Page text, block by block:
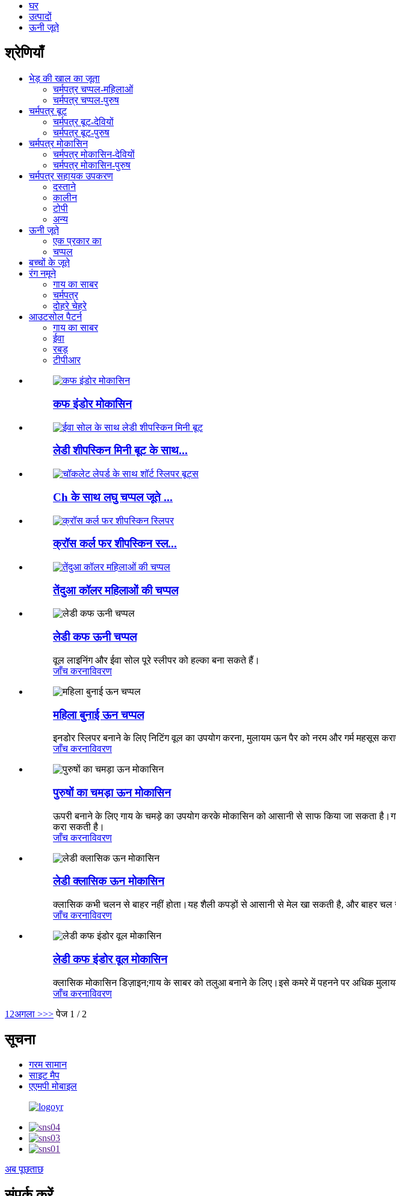
घर
उत्पादों
ऊनी जूते
श्रेणियाँ
भेड़ की खाल का जूता
चर्मपत्र चप्पल-महिलाओं
चर्मपत्र चप्पल-पुरुष
चर्मपत्र बूट
चर्मपत्र बूट-देवियों
चर्मपत्र बूट-पुरुष
चर्मपत्र मोकासिन
चर्मपत्र मोकासिन-देवियों
चर्मपत्र मोकासिन-पुरुष
चर्मपत्र सहायक उपकरण
दस्ताने
कालीन
टोपी
अन्य
ऊनी जूते
एक प्रकार का
चप्पल
बच्चों के जूते
रंग नमूने
गाय का साबर
चर्मपत्र
दोहरे चेहरे
आउटसोल पैटर्न
गाय का साबर
ईवा
रबड़
टीपीआर
कफ इंडोर मोकासिन
लेडी शीपस्किन मिनी बूट के साथ...
Ch के साथ लघु चप्पल जूते ...
क्रॉस कर्ल फर शीपस्किन स्ल...
तेंदुआ कॉलर महिलाओं की चप्पल
लेडी कफ ऊनी चप्पल
वूल लाइनिंग और ईवा सोल पूरे स्लीपर को हल्का बना सकते हैं।
जाँच करनाविवरण
महिला बुनाई ऊन चप्पल
इनडोर स्लिपर बनाने के लिए निटिंग वूल का उपयोग करना, मुलायम ऊन पैर को नरम और गर्म महसूस
जाँच करनाविवरण
पुरुषों का चमड़ा ऊन मोकासिन
ऊपरी बनाने के लिए गाय के चमड़े का उपयोग करके मोकासिन को आसानी से साफ किया जा सकता
करा सकती है।
जाँच करनाविवरण
लेडी क्लासिक ऊन मोकासिन
क्लासिक कभी चलन से बाहर नहीं होता।यह शैली कपड़ों से आसानी से मेल खा सकती है, और बाहर
जाँच करनाविवरण
लेडी कफ इंडोर वूल मोकासिन
क्लासिक मोकासिन डिज़ाइन;गाय के साबर को तलुआ बनाने के लिए।इसे कमरे में पहनने पर अधिक
जाँच करनाविवरण
1 2अगला >>> पेज 1 / 2
सूचना
गरम सामान
साइट मैप
एएमपी मोबाइल
अब पूछताछ